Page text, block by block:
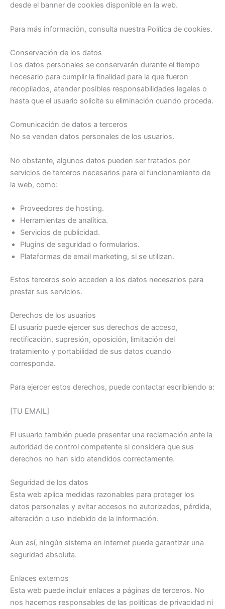
desde el banner de cookies disponible en la web.
Para más información, consulta nuestra Política de cookies.
Conservación de los datos
Los datos personales se conservarán durante el tiempo
necesario para cumplir la finalidad para la que fueron
recopilados, atender posibles responsabilidades legales o
hasta que el usuario solicite su eliminación cuando proceda.
Comunicación de datos a terceros
No se venden datos personales de los usuarios.
No obstante, algunos datos pueden ser tratados por
servicios de terceros necesarios para el funcionamiento de
la web, como:
Proveedores de hosting.
Herramientas de analítica.
Servicios de publicidad.
Plugins de seguridad o formularios.
Plataformas de email marketing, si se utilizan.
Estos terceros solo acceden a los datos necesarios para
prestar sus servicios.
Derechos de los usuarios
El usuario puede ejercer sus derechos de acceso,
rectificación, supresión, oposición, limitación del
tratamiento y portabilidad de sus datos cuando
corresponda.
Para ejercer estos derechos, puede contactar escribiendo a:
[TU EMAIL]
El usuario también puede presentar una reclamación ante la
autoridad de control competente si considera que sus
derechos no han sido atendidos correctamente.
Seguridad de los datos
Esta web aplica medidas razonables para proteger los
datos personales y evitar accesos no autorizados, pérdida,
alteración o uso indebido de la información.
Aun así, ningún sistema en internet puede garantizar una
seguridad absoluta.
Enlaces externos
Esta web puede incluir enlaces a páginas de terceros. No
nos hacemos responsables de las políticas de privacidad ni